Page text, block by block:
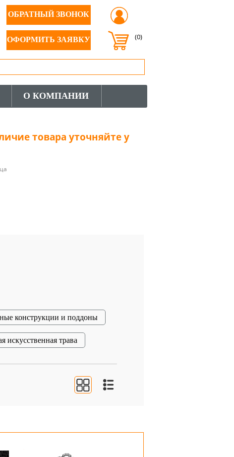
О КОМПАНИИ
ОБРАТНЫЙ ЗВОНОК
ОФОРМИТЬ ЗАЯВКУ (0)
товара уточняйте у
конструкции и поддоны
искусственная трава